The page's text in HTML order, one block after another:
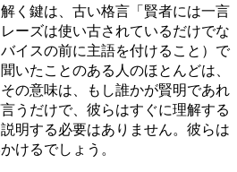
く鍵は、古い格言「賢者には一言
ーズは使い古されているだけでな
イスの前に主語を付けること）で
いたことのある人のほとんどは、
の意味は、もし誰かが賢明であれ
うだけで、彼らはすぐに理解する
明する必要はありません。彼らは
けるでしょう。